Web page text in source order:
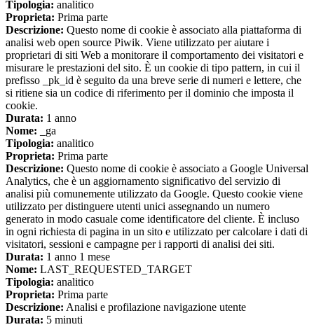
Tipologia: analitico
Proprieta: Prima parte
Descrizione: Questo nome di cookie è associato alla piattaforma di
analisi web open source Piwik. Viene utilizzato per aiutare i
proprietari di siti Web a monitorare il comportamento dei visitatori e
misurare le prestazioni del sito. È un cookie di tipo pattern, in cui il
prefisso _pk_id è seguito da una breve serie di numeri e lettere, che
si ritiene sia un codice di riferimento per il dominio che imposta il
cookie.
Durata: 1 anno
Nome: _ga
Tipologia: analitico
Proprieta: Prima parte
Descrizione: Questo nome di cookie è associato a Google Universal
Analytics, che è un aggiornamento significativo del servizio di
analisi più comunemente utilizzato da Google. Questo cookie viene
utilizzato per distinguere utenti unici assegnando un numero
generato in modo casuale come identificatore del cliente. È incluso
in ogni richiesta di pagina in un sito e utilizzato per calcolare i dati di
visitatori, sessioni e campagne per i rapporti di analisi dei siti.
Durata: 1 anno 1 mese
Nome: LAST_REQUESTED_TARGET
Tipologia: analitico
Proprieta: Prima parte
Descrizione: Analisi e profilazione navigazione utente
Durata: 5 minuti